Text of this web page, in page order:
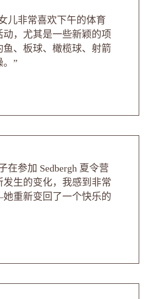
儿非常喜欢下午的体育
动，尤其是一些新颖的项
鱼、板球、橄榄球、射箭
。”
在参加 Sedbergh 夏令营
发生的变化，我感到非常
重新变回了一个快乐的